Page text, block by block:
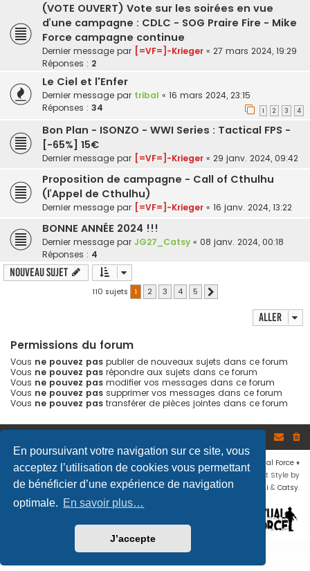
En poursuivant votre navigation sur ce site, vous
acceptez l’utilisation de cookies vous permettant
de bénéficier d’une expérience de navigation
optimale. En savoir plus…
J’accepte
(VOTE OUVERT) Vote sur les soirées en vue
d’une campagne : CDLC - SOG Praire Fire - Mike
Force campagne continue
Dernier message par [=VF=]-Krieger « 27 mars 2024, 19:29
Réponses : 2
Le Ciel et l'Enfer
Dernier message par tribal « 16 mars 2024, 23:15
Réponses : 34 1 2 3 4
Bon Plan - ISONZO - WWI Series : Tactical FPS -
[-65%] 15€
Dernier message par [=VF=]-Krieger « 29 janv. 2024, 09:42
Proposition de campagne - Call of Cthulhu
(l’Appel de Cthulhu)
Dernier message par [=VF=]-Krieger « 16 janv. 2024, 13:22
BONNE ANNÉE 2024 !!!
Dernier message par JG27_Catsy « 08 janv. 2024, 00:18
Réponses : 4
Nouveau sujet
110 sujets 1 2 3 4 5
Aller
Permissions du forum
Vous ne pouvez pas publier de nouveaux sujets dans ce forum
Vous ne pouvez pas répondre aux sujets dans ce forum
Vous ne pouvez pas modifier vos messages dans ce forum
Vous ne pouvez pas supprimer vos messages dans ce forum
Vous ne pouvez pas transférer de pièces jointes dans ce forum
Développé par phpBB® Forum Software © phpBB Limited♦ © 2019Virtual Force ♦
Communauté Steam
Confidentialité
Flat Style by
Ian Bradley♦ Adapté par Mogwaii & Catsy.